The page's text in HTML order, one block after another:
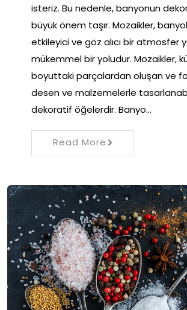
isteriz. Bu nedenle, banyonun
büyük önem taşır. Mozaikler,
etkileyici ve göz alıcı bir atmosfer
mükemmel bir yoludur. Mozaikler,
boyuttaki parçalardan oluşan ve
desen ve malzemelerle
dekoratif öğelerdir. Banyo…
Read More